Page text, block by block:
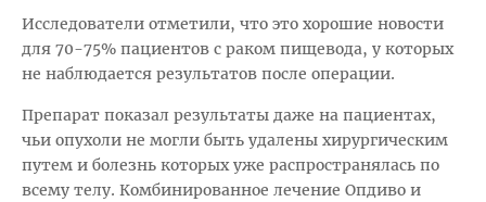
Исследователи отметили, что это хорошие новости
для 70-75% пациентов с раком пищевода, у которых
не наблюдается результатов после операции.
Препарат показал результаты даже на пациентах,
чьи опухоли не могли быть удалены хирургическим
путем и болезнь которых уже распространялась по
всему телу. Комбинированное лечение Опдиво и